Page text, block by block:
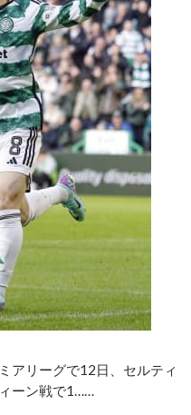
アリーグで12日、セルティ
ーン戦で1……